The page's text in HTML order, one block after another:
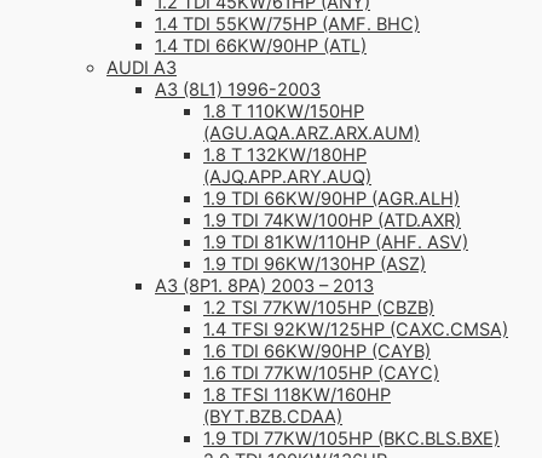
1.4 TDI 55KW/75HP (AMF. BHC)
1.4 TDI 66KW/90HP (ATL)
AUDI A3
A3 (8L1) 1996-2003
1.8 T 110KW/150HP
(AGU.AQA.ARZ.ARX.AUM)
1.8 T 132KW/180HP
(AJQ.APP.ARY.AUQ)
1.9 TDI 66KW/90HP (AGR.ALH)
1.9 TDI 74KW/100HP (ATD.AXR)
1.9 TDI 81KW/110HP (AHF. ASV)
1.9 TDI 96KW/130HP (ASZ)
A3 (8P1. 8PA) 2003 – 2013
1.2 TSI 77KW/105HP (CBZB)
1.4 TFSI 92KW/125HP (CAXC.CMSA)
1.6 TDI 66KW/90HP (CAYB)
1.6 TDI 77KW/105HP (CAYC)
1.8 TFSI 118KW/160HP
(BYT.BZB.CDAA)
1.9 TDI 77KW/105HP (BKC.BLS.BXE)